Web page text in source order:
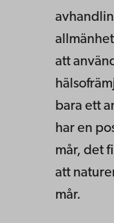
att
bara ett
har en
mår, det
att
mår.